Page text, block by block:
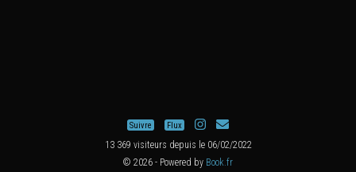
Suivre Flux
13 369 visiteurs depuis le 06/02/2022
© 2026 - Powered by Book.fr